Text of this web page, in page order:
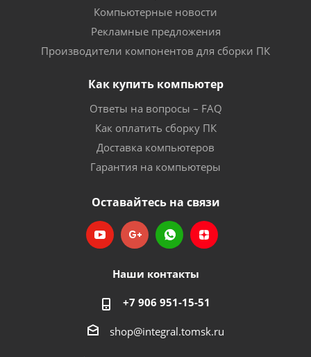
Компьютерные новости
Рекламные предложения
Производители компонентов для сборки ПК
Как купить компьютер
Ответы на вопросы – FAQ
Как оплатить сборку ПК
Доставка компьютеров
Гарантия на компьютеры
Оставайтесь на связи
Наши контакты
+7 906 951-15-51
shop@integral.tomsk.ru